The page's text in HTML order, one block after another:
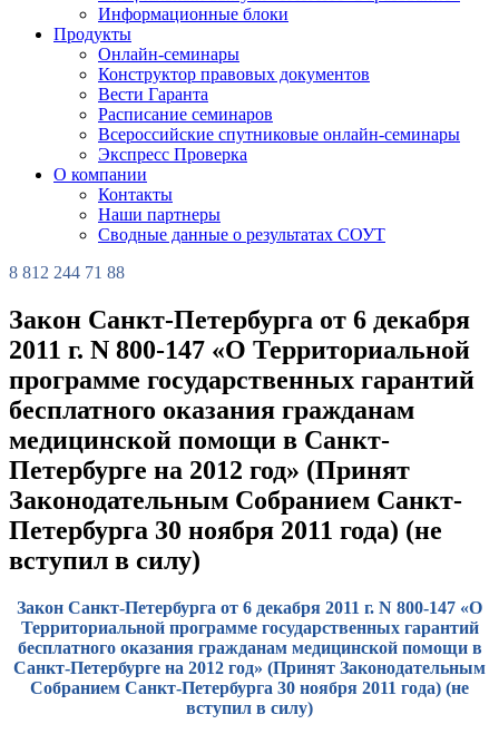
Информационные блоки
Продукты
Онлайн-семинары
Конструктор правовых документов
Вести Гаранта
Расписание семинаров
Всероссийские спутниковые онлайн-семинары
Экспресс Проверка
О компании
Контакты
Наши партнеры
Сводные данные о результатах СОУТ
8 812 244 71 88
Закон Санкт-Петербурга от 6 декабря
2011 г. N 800-147 «О Территориальной
программе государственных гарантий
бесплатного оказания гражданам
медицинской помощи в Санкт-
Петербурге на 2012 год» (Принят
Законодательным Собранием Санкт-
Петербурга 30 ноября 2011 года) (не
вступил в силу)
Закон Санкт-Петербурга от 6 декабря 2011 г. N 800-147 «О
Территориальной программе государственных гарантий
бесплатного оказания гражданам медицинской помощи в
Санкт-Петербурге на 2012 год» (Принят Законодательным
Собранием Санкт-Петербурга 30 ноября 2011 года) (не
вступил в силу)